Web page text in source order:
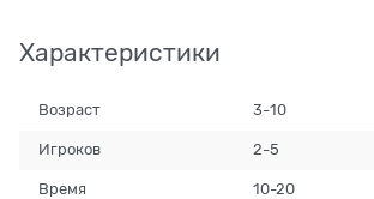
Характеристики
Возраст 3-10
Игроков 2-5
Время 10-20